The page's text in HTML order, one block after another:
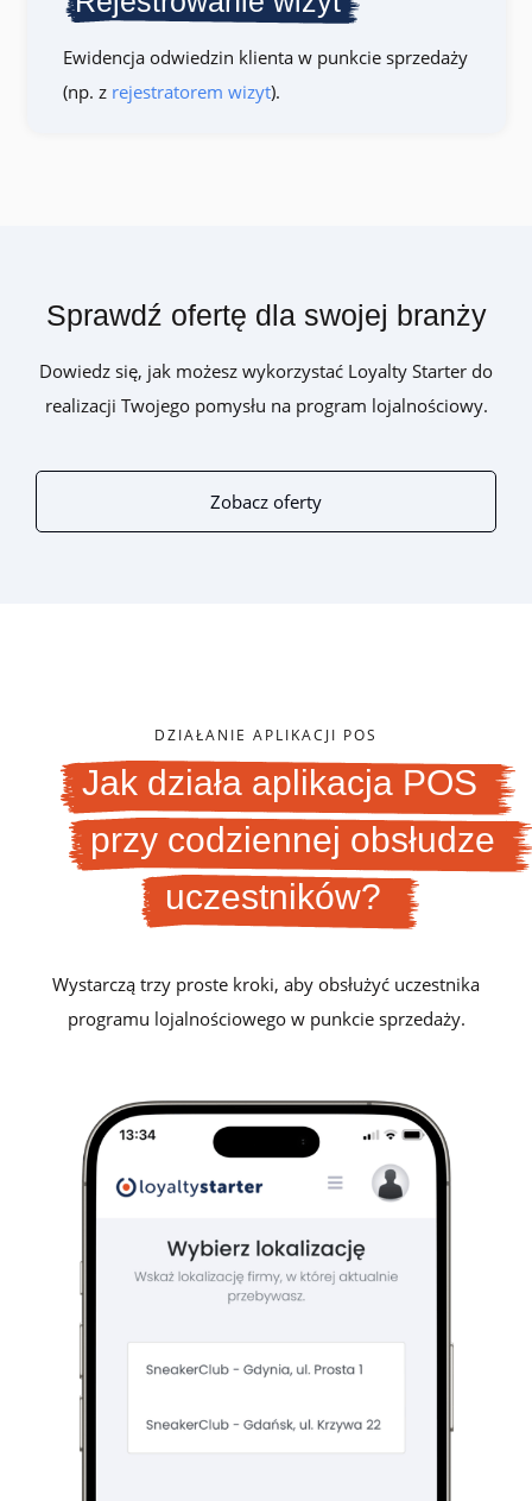
Ewidencja odwiedzin klienta w punkcie sprzedaży
(np. z rejestratorem wizyt).
Sprawdź ofertę dla swojej branży
Dowiedz się, jak możesz wykorzystać Loyalty Starter do
realizacji Twojego pomysłu na program lojalnościowy.
Zobacz oferty
DZIAŁANIE APLIKACJI POS
Jak działa aplikacja POS
przy codziennej obsłudze
uczestników?
Wystarczą trzy proste kroki, aby obsłużyć uczestnika
programu lojalnościowego w punkcie sprzedaży.